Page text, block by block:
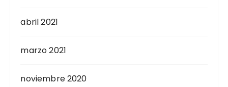
abril 2021
marzo 2021
noviembre 2020